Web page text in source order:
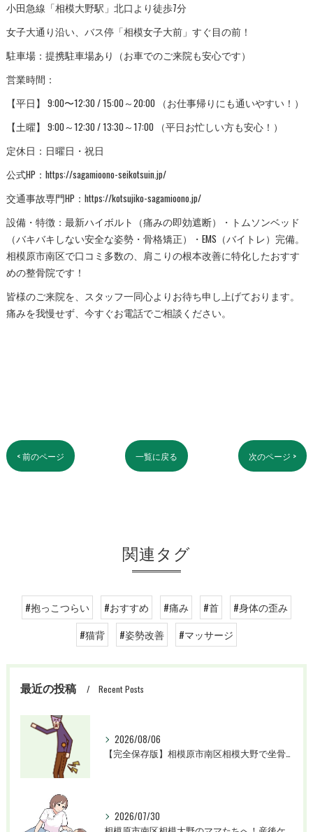
小田急線「相模大野駅」北口より徒歩7分
女子大通り沿い、バス停「相模女子大前」すぐ目の前！
駐車場：提携駐車場あり（お車でのご来院も安心です）
営業時間：
【平日】 9:00〜12:30 / 15:00～20:00 （お仕事帰りにも通いやすい！）
【土曜】 9:00～12:30 / 13:30～17:00 （平日お忙しい方も安心！）
定休日：日曜日・祝日
公式HP：https://sagamioono-seikotsuin.jp/
交通事故専門HP：https://kotsujiko-sagamioono.jp/
設備・特徴：最新ハイボルト（痛みの即効遮断）・トムソンベッド
（バキバキしない安全な姿勢・骨格矯正）・EMS（バイトレ）完備。
相模原市南区で口コミ多数の、肩こりの根本改善に特化したおすす
めの整骨院です！
皆様のご来院を、スタッフ一同心よりお待ち申し上げております。
痛みを我慢せず、今すぐお電話でご相談ください。
< 前のページ 一覧に戻る 次のページ >
関連タグ
#抱っこつらい #おすすめ #痛み #首
#身体の歪み
#猫背
#姿勢改善 #マッサージ
最近の投稿 Recent Posts
2026/08/06
【完全保存版】相模原市南区相模大野で坐骨神経痛の激痛としびれを根本改善！早期回復へ導く専門治療ガイド
2026/07/30